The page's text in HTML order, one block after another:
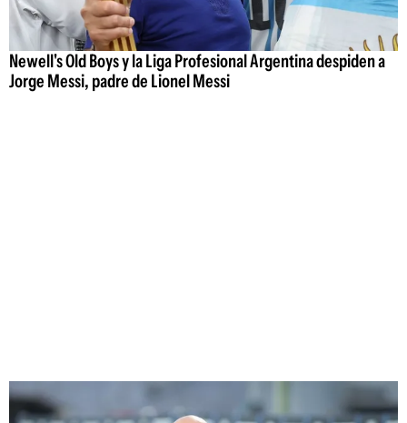
Newell's Old Boys y la Liga Profesional Argentina despiden a
Jorge Messi, padre de Lionel Messi